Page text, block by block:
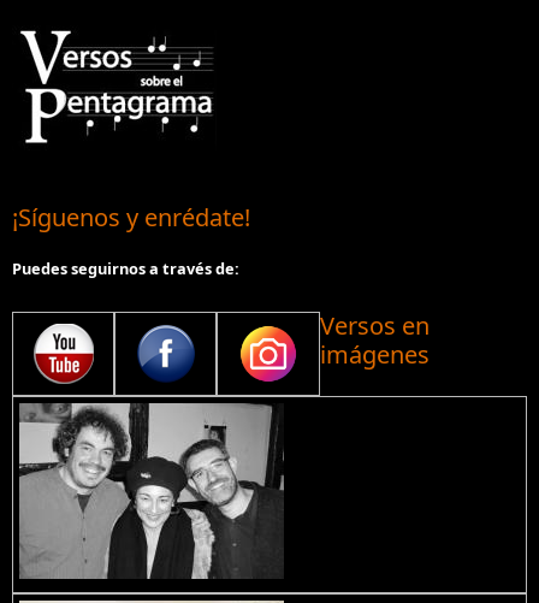
¡Síguenos y enrédate!
Puedes seguirnos a través de:
Versos en
imágenes